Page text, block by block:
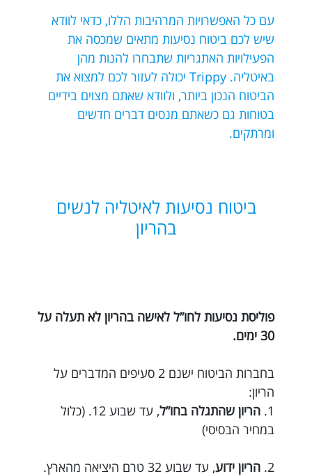
עם כל האפשרויות המרהיבות הללו, כדאי לוודא
שיש לכם ביטוח נסיעות מתאים שמכסה את
הפעילויות האתגריות שתבחרו להנות מהן
באיטליה. Trippy יכולה לעזור לכם למצוא את
הביטוח הנכון ביותר, ולוודא שאתם מצוים בידיים
בטוחות גם כשאתם מנסים דברים חדשים
ומרתקים.
ביטוח נסיעות לאיטליה לנשים
בהריון
פוליסת נסיעות לחו”ל לאישה בהריון לא תעלה על
30 ימים.
בחברות הביטוח ישנם 2 סעיפים המדברים על
הריון:
1. הריון שהתגלה בחו”ל
, עד שבוע 12. (כלול
במחיר הבסיסי)
2. הריון ידוע, עד שבוע 32 טרם היציאה מהארץ.